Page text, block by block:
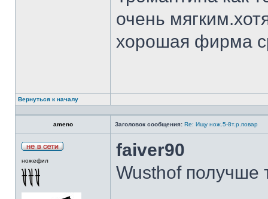
очень
хорошая фирма
Вернуться к началу
ameno Заголовок сообщения: Re: Ищу нож.5-8т.р.повар
ножефил
faiver90
Wusthof получше